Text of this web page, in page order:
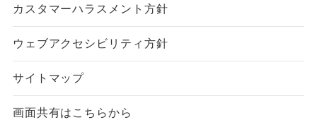
カスタマーハラスメント方針
ウェブアクセシビリティ方針
サイトマップ
画面共有はこちらから